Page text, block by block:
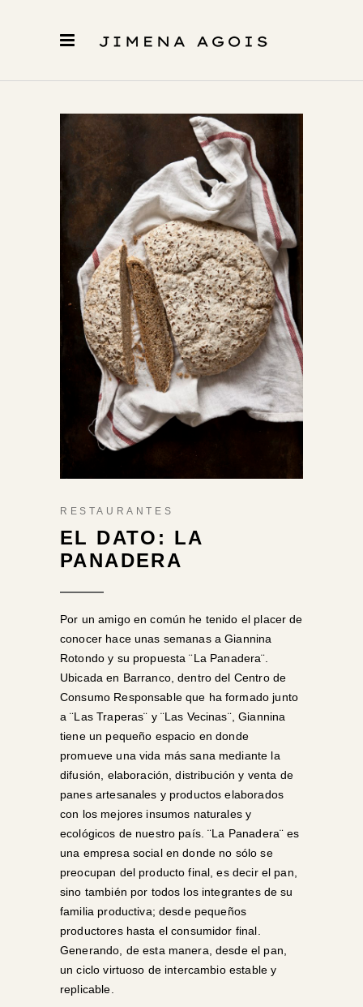
RESTAURANTES
EL DATO: LA
PANADERA
Por un amigo en común he tenido el placer de
conocer hace unas semanas a Giannina
Rotondo y su propuesta ¨La Panadera¨.
Ubicada en Barranco, dentro del Centro de
Consumo Responsable que ha formado junto
a ¨Las Traperas¨ y ¨Las Vecinas¨, Giannina
tiene un pequeño espacio en donde
promueve una vida más sana mediante la
difusión, elaboración, distribución y venta de
panes artesanales y productos elaborados
con los mejores insumos naturales y
ecológicos de nuestro país. ¨La Panadera¨ es
una empresa social en donde no sólo se
preocupan del producto final, es decir el pan,
sino también por todos los integrantes de su
familia productiva; desde pequeños
productores hasta el consumidor final.
Generando, de esta manera, desde el pan,
un ciclo virtuoso de intercambio estable y
replicable.